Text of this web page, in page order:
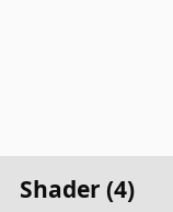
Shader (4)